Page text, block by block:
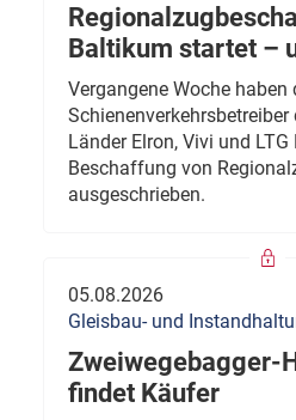
Baltikum startet –
Vergangene Woche
Länder Elron, Vivi und LTG
Beschaffung von
ausgeschrieben.
05.08.2026
Gleisbau- und
Zweiwegebagger-
findet Käufer